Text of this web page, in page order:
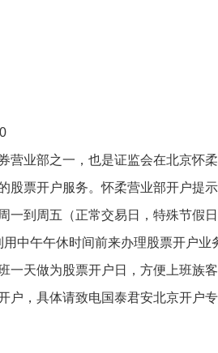
营业部之一，也是证监会在北京怀
股票开户服务。怀柔营业部开户提
一到周五（正常交易日，特殊节假
中午午休时间前来办理股票开户业
天做为股票开户日，方便上班族
户，具体请致电国泰君安北京开户